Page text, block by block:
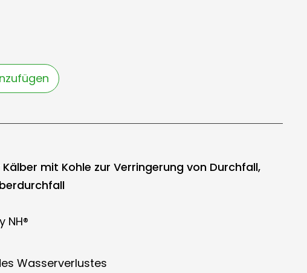
mit Kohle zur Verringerung von Durchfall,
NH®
Wasserverlustes